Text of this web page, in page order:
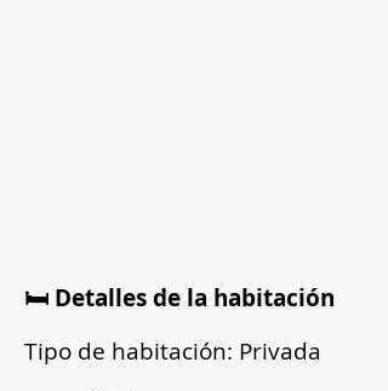
🛏️ Detalles de la habitación
Tipo de habitación: Privada